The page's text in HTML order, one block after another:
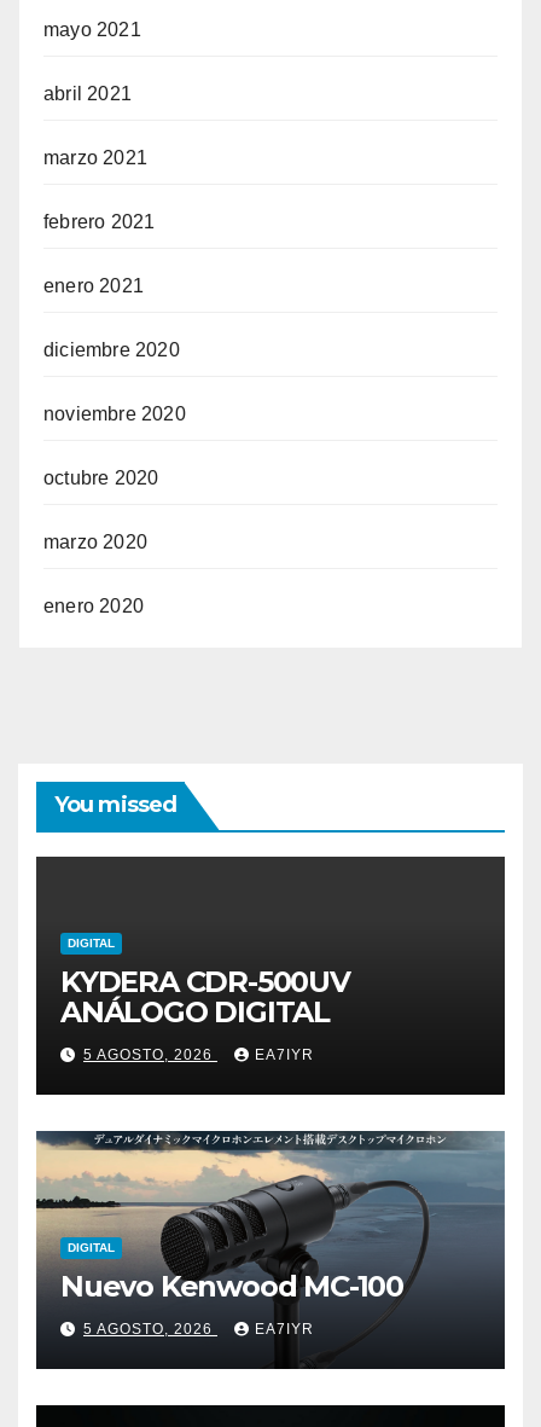
mayo 2021
abril 2021
marzo 2021
febrero 2021
enero 2021
diciembre 2020
noviembre 2020
octubre 2020
marzo 2020
enero 2020
You missed
DIGITAL
KYDERA CDR-500UV
ANÁLOGO DIGITAL
5 AGOSTO, 2026 EA7IYR
DIGITAL
Nuevo Kenwood MC-100
5 AGOSTO, 2026 EA7IYR